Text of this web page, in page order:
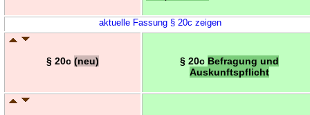
aktuelle Fassung § 20c zeigen
§ 20c(neu) § 20c Befragung und
Auskunftspflicht